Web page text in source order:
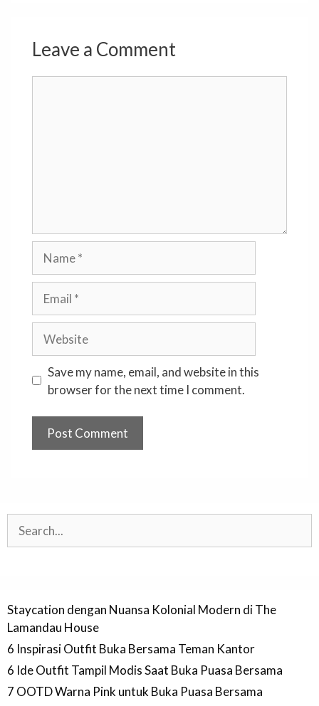
Leave a Comment
Save my name, email, and website in this
browser for the next time I comment.
Staycation dengan Nuansa Kolonial Modern di The
Lamandau House
6 Inspirasi Outfit Buka Bersama Teman Kantor
6 Ide Outfit Tampil Modis Saat Buka Puasa Bersama
7 OOTD Warna Pink untuk Buka Puasa Bersama